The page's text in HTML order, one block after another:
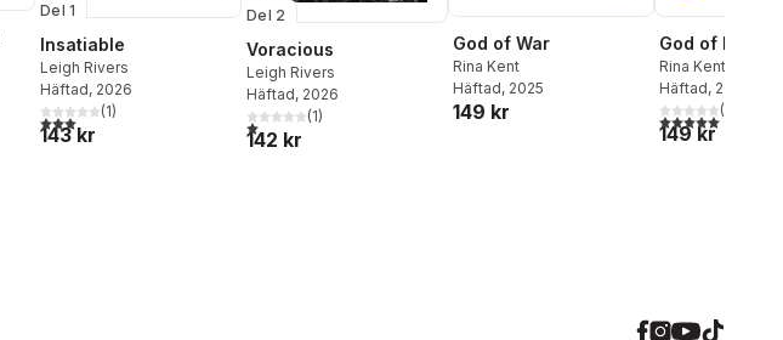
Del 1
Insatiable
Leigh Rivers
Häftad, 2026
3,0utav 5 stjärnor. Totalt antal röster:
(1)
143 kr
Del 2
Voracious
Leigh Rivers
Häftad, 2026
1,0utav 5 stjärnor. Totalt antal röster:
(1)
142 kr
God of War
Rina Kent
Häftad, 2025
149 kr
God of Fury
Rina Kent
Häftad, 2025
5,0utav 5(
149 kr